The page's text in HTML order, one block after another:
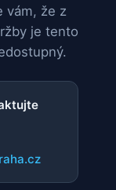
vám, že z
je tento